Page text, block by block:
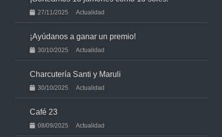
27/11/2025 Actualidad
¡Ayúdanos a ganar un premio!
30/10/2025 Actualidad
Charcutería Santi y Maruli
30/10/2025 Actualidad
Café 23
08/09/2025 Actualidad